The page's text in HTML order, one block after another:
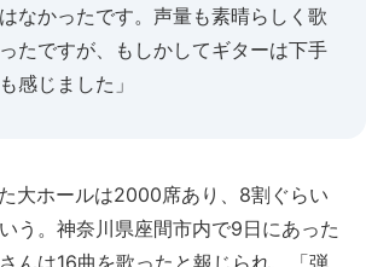
なかったです。声量も素晴らしく歌
たですが、もしかしてギターは下手
感じました」
大ホールは2000席あり、8割ぐらい
う。神奈川県座間市内で9日にあった
んは16曲を歌ったと報じられ、「弾